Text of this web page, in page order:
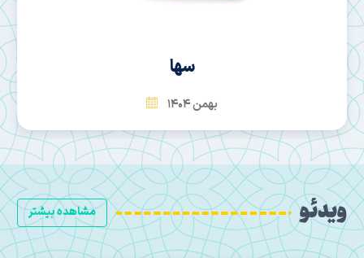
سها
بهمن 1404
مشاهده بیشتر ویدئو